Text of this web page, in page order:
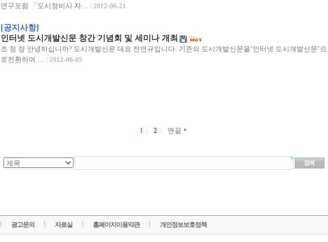
연구포럼 「도시정비사 자…
2012-06-21
[공지사항]
인터넷 도시개발신문 창간 기념회 및 세미나 개최
초 청 장 안녕하십니까? 도시개발신문 대표 전연규입니다. 기존의 도시개발신문을‘인터넷 도시개발신문’으
로전환하여 …
2012-06-05
1 2 맨끝
광고문의 자료실 홈페이지이용약관 개인정보보호정책